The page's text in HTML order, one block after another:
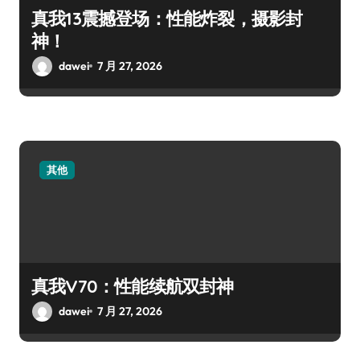
真我13震撼登场：性能炸裂，摄影封
神！
dawei 7 月 27, 2026
其他
真我V70：性能续航双封神
dawei 7 月 27, 2026